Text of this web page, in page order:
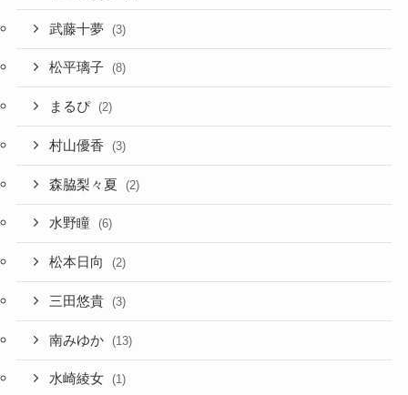
武藤十夢 (3)
松平璃子 (8)
まるぴ (2)
村山優香 (3)
森脇梨々夏 (2)
水野瞳 (6)
松本日向 (2)
三田悠貴 (3)
南みゆか (13)
水崎綾女 (1)